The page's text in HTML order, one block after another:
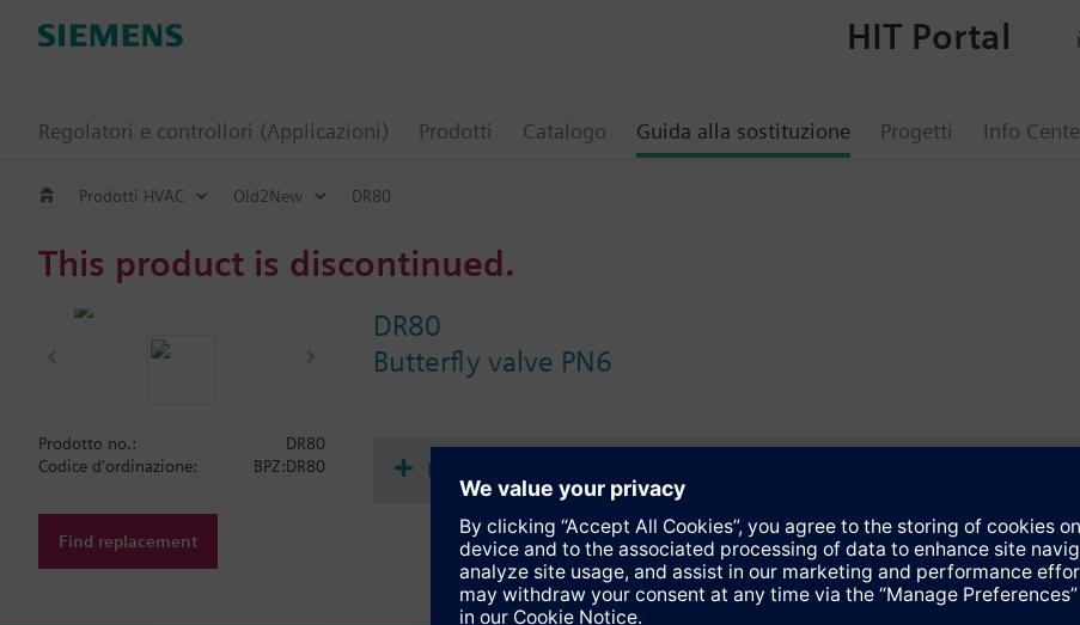
Regolatori e controllori (Applicazioni) Prodotti Catalogo Guida alla sostituzione Progetti Info
HIT Portal
Prodotti HVAC Old2New DR80
This product is discontinued.
DR80
Butterfly valve PN6
Prodotto no.:
DR80
Codice d'ordinazione:
BPZ:DR80
Find replacement
Documenti